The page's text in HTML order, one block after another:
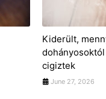
Kiderült,
cigiztek
June 27, 2026